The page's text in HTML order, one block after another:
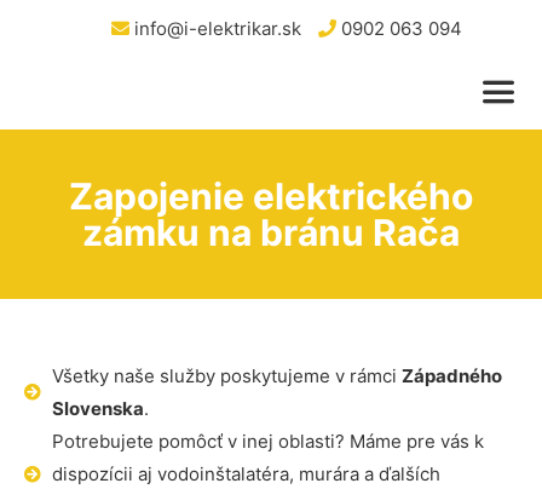
info@i-elektrikar.sk 0902 063 094
Zapojenie elektrického
zámku na bránu Rača
Všetky naše služby poskytujeme v rámci Západného
Slovenska.
Potrebujete pomôcť v inej oblasti? Máme pre vás k
dispozícii aj vodoinštalatéra, murára a ďalších